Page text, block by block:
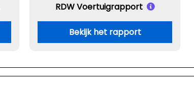
RDW Voertuigrapport
Bekijk het rapport